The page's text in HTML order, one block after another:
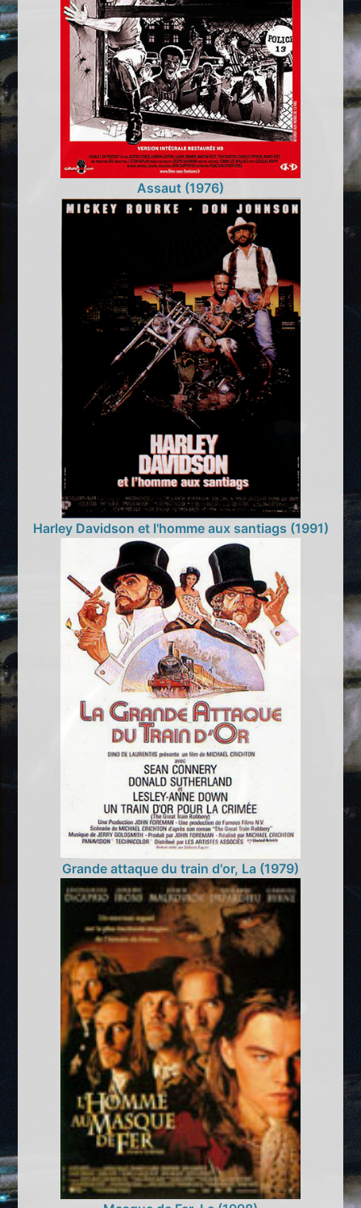
Assaut (1976)
Harley Davidson et l'homme aux santiags (1991)
Grande attaque du train d'or, La (1979)